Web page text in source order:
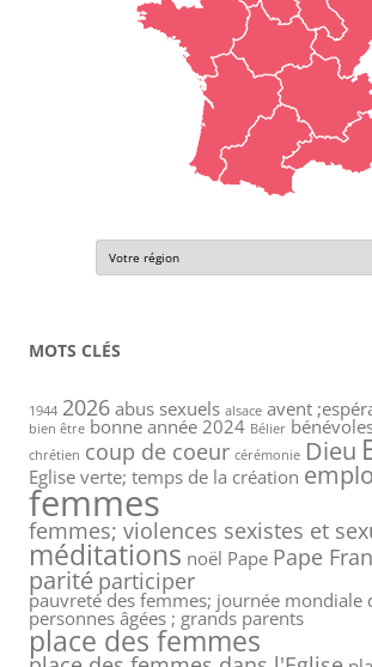
MOTS CLÉS
1944 2026 abus sexuels alsace avent
bien être bonne année 2024 Bélier
chrétien coup de coeur cérémonie Dieu
Eglise verte; temps de la création
femmes
femmes; violences sexistes et
méditations noël Pape Pape
parité participer
pauvreté des femmes; journée mondiale
personnes âgées ; grands parents
place des femmes